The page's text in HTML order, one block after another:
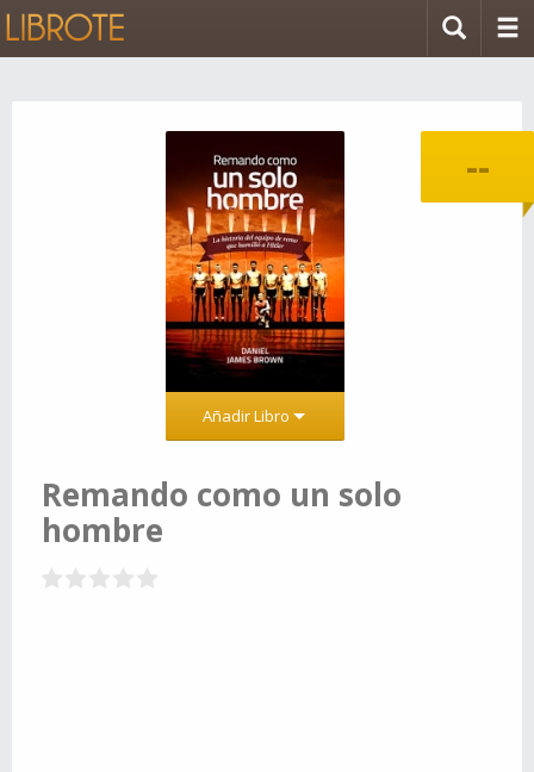
--
Añadir Libro
Remando como un solo
hombre